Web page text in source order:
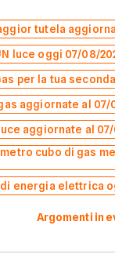
tutela
luce oggi 07/08/
per la tua
aggiornate al 07/
aggiornate al 07/
cubo di gas
di energia elettrica
Argomenti in